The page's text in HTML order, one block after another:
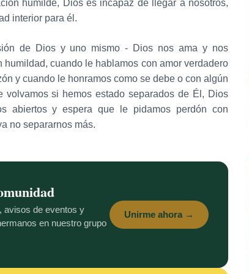
humilde, Dios es incapaz de llegar a nosotros,
interior para él.
de Dios y uno mismo - Dios nos ama y nos
cuando le hablamos con amor verdadero
y cuando le honramos como se debe o con algún
si hemos estado separados de Él, Dios
abiertos y espera que le pidamos perdón con
no separarnos más.
avisos de eventos y
en nuestro grupo
Unirme ahora →